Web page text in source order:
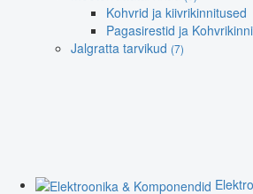
Kohvrid ja kiivrikinnitused
Pagasirestid ja
Jalgratta tarvikud (7)